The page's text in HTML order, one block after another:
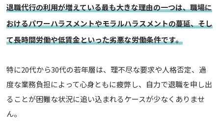
退職代行の利用が増えている最も大きな理由の一つは、職場に
おけるパワーハラスメントやモラルハラスメントの蔓延、そし
て長時間労働や低賃金といった劣悪な労働条件です。
特に20代から30代の若年層は、理不尽な要求や人格否定、過
度な業務負担によって心身ともに疲弊し、自力で退職を申し出
ることが困難な状況に追い込まれるケースが少なくありませ
ん。